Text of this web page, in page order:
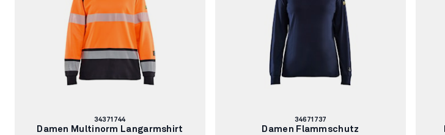
Artikelnummer:
34371744
Damen Multinorm Langarmshirt
Artikelnummer:
34671737
Damen Flammschutz